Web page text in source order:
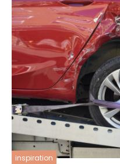
inspiration